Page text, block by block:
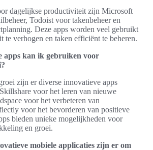
dagelijkse productiviteit zijn Microsoft
Todoist voor takenbeheer en
Deze apps worden veel gebruikt
te verhogen en taken efficiënt te beheren.
apps kan ik gebruiken voor
zijn er diverse innovatieve apps
voor het leren van nieuwe
voor het verbeteren van
voor het bevorderen van positieve
bieden unieke mogelijkheden voor
en groei.
mobiele applicaties zijn er om